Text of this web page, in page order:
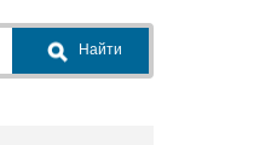
Найти